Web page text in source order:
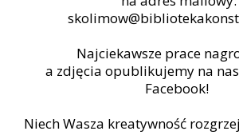
Najciekawsze prace
a zdjęcia opublikujemy na
Facebook!
Niech Wasza kreatywność